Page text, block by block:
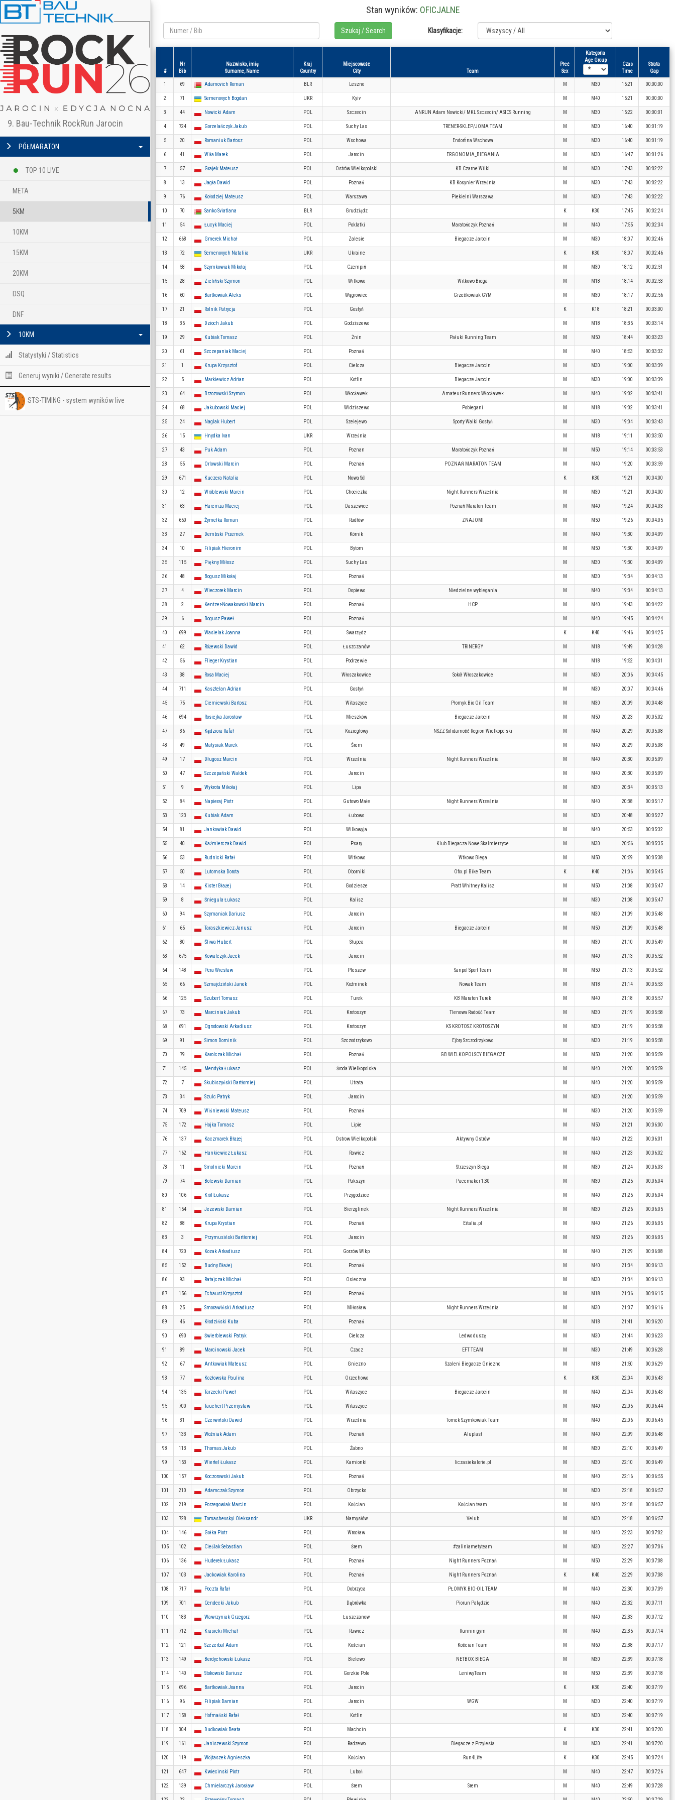
9. Bau-Technik RockRun Jarocin
PÓŁMARATON
TOP 10 LIVE
META
5KM
10KM
15KM
20KM
DSQ
DNF
10KM
Statystyki / Statistics
Generuj wyniki / Generate results
STS-TIMING - system wyników live
Stan wyników: OFICJALNE
Klasyfikacje:
#
Nr
Bib
Nazwisko, imię
Surname, Name
Kraj
Country
Miejscowość
City
Team
Płeć
Sex
Kategoria
Age Group
Czas
Time
Strata
Gap
1 69 Adamovich Roman BLR Leszno M M30 15:21 00:00:00
2 71 Semenovych Bogdan UKR Kyiv M M40 15:21 00:00:00
3 44 Nowicki Adam POL Szczecin ANRUN Adam Nowicki/ MKL Szczecin/ ASICS Running M M30 15:22 00:00:01
4 724 Gorzelańczyk Jakub POL Suchy Las TRENER-SKLEP/JOMA TEAM M M30 16:40 00:01:19
5 20 Romaniuk Bartosz POL Wschowa Endorfina Wschowa M M30 16:40 00:01:19
6 41 Wiła Marek POL Jarocin ERGONOMIA_BIEGANIA M M30 16:47 00:01:26
7 57 Grajek Mateusz POL Ostrów Wielkopolski KB Czarne Wilki M M30 17:43 00:02:22
8 13 Jagła Dawid POL Poznań KB Kosynier Września M M30 17:43 00:02:22
9 76 Kołodziej Mateusz POL Warszawa Piekielni Warszawa M M30 17:43 00:02:22
10 70 Sanko Sviatlana BLR Grudziądz K K30 17:45 00:02:24
11 54 Łucyk Maciej POL Poklatki Maratończyk Poznań M M40 17:55 00:02:34
12 668 Gmerek Michał POL Zalesie Biegacze Jarocin M M30 18:07 00:02:46
13 72 Semenovych Nataliia UKR Ukraine K K30 18:07 00:02:46
14 58 Szymkowiak Mikołaj POL Czempiń M M30 18:12 00:02:51
15 28 Zieliński Szymon POL Witkowo Witkowo Biega M M18 18:14 00:02:53
16 60 Bartkowiak Aleks POL Wągrowiec Grześkowiak GYM M M30 18:17 00:02:56
17 21 Rolnik Patrycja POL Gostyń K K18 18:21 00:03:00
18 35 Dzioch Jakub POL Godziszewo M M18 18:35 00:03:14
19 29 Kubiak Tomasz POL Żnin Pałuki Running Team M M50 18:44 00:03:23
20 61 Szczepaniak Maciej POL Poznań M M40 18:53 00:03:32
21 1 Krupa Krzysztof POL Cielcza Biegacze Jarocin M M30 19:00 00:03:39
22 5 Markiewicz Adrian POL Kotlin Biegacze Jarocin M M30 19:00 00:03:39
23 64 Brzozowski Szymon POL Włocławek Amateur Runners Włocławek M M40 19:02 00:03:41
24 68 Jakubowski Maciej POL Widziszewo Pobiegani M M18 19:02 00:03:41
25 24 Naglak Hubert POL Szelejewo Sporty Walki Gostyń M M30 19:04 00:03:43
26 15 Hnydka Ivan UKR Września M M18 19:11 00:03:50
27 43 Puk Adam POL Poznan Maratończyk Poznań M M50 19:14 00:03:53
28 55 Orlowski Marcin POL Poznań POZNAŃ MARATON TEAM M M40 19:20 00:03:59
29 671 Kuczera Natalia POL Nowa Sól K K30 19:21 00:04:00
30 12 Wróblewski Marcin POL Chociczka Night Runners Września M M30 19:21 00:04:00
31 63 Haremza Maciej POL Daszewice Poznań Maraton Team M M40 19:24 00:04:03
32 650 Żymełka Roman POL Radłów ZNAJOMI M M50 19:26 00:04:05
33 27 Dembski Przemek POL Kórnik M M40 19:30 00:04:09
34 10 Filipiak Hieronim POL Bytom M M50 19:30 00:04:09
35 115 Piękny Miłosz POL Suchy Las M M30 19:30 00:04:09
36 48 Bogusz Mikołaj POL Poznań M M30 19:34 00:04:13
37 4 Wieczorek Marcin POL Dopiewo Niedzielne wybiegania M M40 19:34 00:04:13
38 2 Kentzer-Nowakowski Marcin POL Poznań HCP M M40 19:43 00:04:22
39 6 Bogusz Paweł POL Poznań M M40 19:45 00:04:24
40 699 Wasielak Joanna POL Swarzędz K K40 19:46 00:04:25
41 62 Różewski Dawid POL Łuszczanów TRINERGY M M18 19:49 00:04:28
42 56 Flieger Krystian POL Podrzewie M M18 19:52 00:04:31
43 38 Rosa Maciej POL Włoszakowice Sokół Włoszakowice M M30 20:06 00:04:45
44 711 Kasztelan Adrian POL Gostyń M M30 20:07 00:04:46
45 75 Cierniewski Bartosz POL Witaszyce Płomyk Bio Oil Team M M30 20:09 00:04:48
46 694 Rosiejka Jarosław POL Mieszków Biegacze Jarocin M M50 20:23 00:05:02
47 36 Kędziora Rafał POL Koziegłowy NSZZ Solidarność Region Wielkopolski M M40 20:29 00:05:08
48 49 Matysiak Marek POL Śrem M M40 20:29 00:05:08
49 17 Długosz Marcin POL Września Night Runners Września M M40 20:30 00:05:09
50 47 Szczepański Waldek POL Jarocin M M40 20:30 00:05:09
51 9 Wykrota Mikołaj POL Lipa M M30 20:34 00:05:13
52 84 Napieraj Piotr POL Gutowo Małe Night Runners Września M M40 20:38 00:05:17
53 123 Kubiak Adam POL Łubowo M M30 20:48 00:05:27
54 81 Jankowiak Dawid POL Wilkowyja M M40 20:53 00:05:32
55 40 Kaźmierczak Dawid POL Psary Klub Biegacza Nowe Skalmierzyce M M30 20:56 00:05:35
56 53 Rudnicki Rafał POL Witkowo Wtkowo Biega M M50 20:59 00:05:38
57 50 Lutomska Dorota POL Oborniki Ofix.pl Bike Team K K40 21:06 00:05:45
58 14 Kister Błażej POL Godziesze Pratt Whitney Kalisz M M50 21:08 00:05:47
59 8 Śniegula Łukasz POL Kalisz M M30 21:08 00:05:47
60 94 Szymaniak Dariusz POL Jarocin M M30 21:09 00:05:48
61 65 Taraszkiewicz Janusz POL Jarocin Biegacze Jarocin M M50 21:09 00:05:48
62 80 Śliwa Hubert POL Słupca M M30 21:10 00:05:49
63 675 Kowalczyk Jacek POL Jarocin M M40 21:13 00:05:52
64 148 Pera Wiesław POL Pleszew Sanpol Sport Team M M50 21:13 00:05:52
65 66 Szmajdziński Janek POL Koźminek Nowak Team M M18 21:14 00:05:53
66 125 Szubert Tomasz POL Turek KB Maraton Turek M M40 21:18 00:05:57
67 73 Marciniak Jakub POL Krotoszyn Tlenowa Radość Team M M30 21:19 00:05:58
68 691 Ogrodowski Arkadiusz POL Krotoszyn KS KROTOSZ KROTOSZYN M M30 21:19 00:05:58
69 91 Simon Dominik POL Szczodrzykowo Ejbry Szczodrzykowo M M30 21:19 00:05:58
70 79 Karolczak Michał POL Poznań GB WIELKOPOLSCY BIEGACZE M M50 21:20 00:05:59
71 145 Mendyka Łukasz POL Środa Wielkopolska M M40 21:20 00:05:59
72 7 Skubiszyński Bartłomiej POL Utrata M M40 21:20 00:05:59
73 34 Szulc Patryk POL Jarocin M M30 21:20 00:05:59
74 709 Wiśniewski Mateusz POL Poznań M M30 21:20 00:05:59
75 172 Hojka Tomasz POL Lipie M M50 21:21 00:06:00
76 137 Kaczmarek Błażej POL Ostrow Wielkopolski Aktywny Ostrów M M40 21:22 00:06:01
77 162 Hankiewicz Łukasz POL Rawicz M M40 21:23 00:06:02
78 11 Smolnicki Marcin POL Poznań Strzeszyn Biega M M30 21:24 00:06:03
79 74 Bolewski Damian POL Pakszyn Pacemaker 1:30 M M30 21:25 00:06:04
80 106 Król Łukasz POL Przygodzice M M40 21:25 00:06:04
81 154 Jezewski Damian POL Bierzglinek Night Runners Września M M30 21:26 00:06:05
82 88 Krupa Krystian POL Poznań Eitalia.pl M M40 21:26 00:06:05
83 3 Przymusiński Bartłomiej POL Jarocin M M50 21:26 00:06:05
84 720 Kozak Arkadiusz POL Gorzów Wlkp M M40 21:29 00:06:08
85 152 Budny Błażej POL Poznań M M40 21:34 00:06:13
86 93 Ratajczak Michał POL Osieczna M M30 21:34 00:06:13
87 156 Echaust Krzysztof POL Poznań M M18 21:36 00:06:15
88 25 Smorawiński Arkadiusz POL Miłosław Night Runners Września M M30 21:37 00:06:16
89 46 Kłodziński Kuba POL Poznań M M18 21:41 00:06:20
90 690 Świerblewski Patryk POL Cielcza Ledwo duszę M M30 21:44 00:06:23
91 89 Marcinowski Jacek POL Czacz EFT TEAM M M30 21:49 00:06:28
92 67 Antkowiak Mateusz POL Gniezno Szaleni Biegacze Gniezno M M18 21:50 00:06:29
93 77 Kozłowska Paulina POL Orzechowo K K30 22:04 00:06:43
94 135 Tarzecki Paweł POL Witaszyce Biegacze Jarocin M M40 22:04 00:06:43
95 700 Tauchert Przemyslaw POL Witaszyce M M40 22:05 00:06:44
96 31 Czerwiński Dawid POL Września Tomek Szymkowiak Team M M40 22:06 00:06:45
97 133 Woźniak Adam POL Poznań Aluplast M M40 22:09 00:06:48
98 113 Thomas Jakub POL Żabno M M30 22:10 00:06:49
99 153 Wiertel Łukasz POL Kamionki liczasiekalorie.pl M M30 22:10 00:06:49
100 157 Koczorowski Jakub POL Poznań M M40 22:16 00:06:55
101 210 Adamczak Szymon POL Obrzycko M M30 22:18 00:06:57
102 219 Porzegowiak Marcin POL Kościan Kościan team M M40 22:18 00:06:57
103 728 Tomashevskyi Oleksandr UKR Namysłów Velub M M30 22:18 00:06:57
104 146 Gołka Piotr POL Wrocław M M40 22:23 00:07:02
105 102 Cieślak Sebastian POL Śrem #zaliniametyteam M M30 22:27 00:07:06
106 136 Huderek Łukasz POL Poznań Night Runners Poznań M M50 22:29 00:07:08
107 103 Jackowiak Karolina POL Poznań Night Runners Poznań K K40 22:29 00:07:08
108 717 Poczta Rafał POL Dobrzyca PŁOMYK BIO-OIL TEAM M M40 22:30 00:07:09
109 701 Cendecki Jakub POL Dąbrówka Piorun Palędzie M M40 22:32 00:07:11
110 183 Wawrzyniak Grzegorz POL Łuszczanow M M40 22:33 00:07:12
111 712 Krasicki Michał POL Rawicz Runnin-gym M M40 22:35 00:07:14
112 121 Szczerbal Adam POL Kościan Kościan Team M M60 22:38 00:07:17
113 149 Berdychowski Łukasz POL Bielewo NETBOX BIEGA M M30 22:39 00:07:18
114 140 Stokowski Dariusz POL Gorzkie Pole LeniwyTeam M M50 22:39 00:07:18
115 696 Bartkowiak Joanna POL Jarocin K K30 22:40 00:07:19
116 96 Filipiak Damian POL Jarocin WGW M M30 22:40 00:07:19
117 158 Hofmański Rafał POL Kotlin M M30 22:40 00:07:19
118 304 Dudkowiak Beata POL Machcin K K30 22:41 00:07:20
119 161 Janiszewski Szymon POL Radzewo Biegacze z Przylesia M M30 22:41 00:07:20
120 119 Wojtaszek Agnieszka POL Kościan Run4Life K K30 22:45 00:07:24
121 647 Kwiecinski Piotr POL Luboń M M40 22:47 00:07:26
122 139 Chmielarczyk Jarosław POL Śrem Srem M M40 22:49 00:07:28